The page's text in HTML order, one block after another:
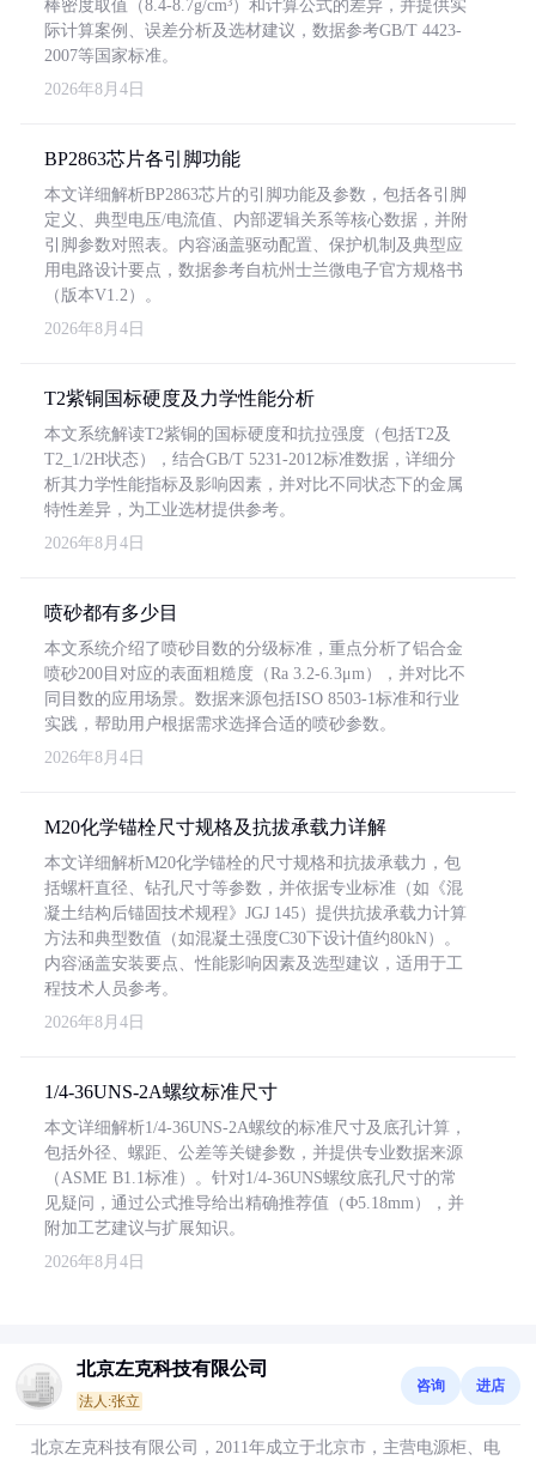
棒密度取值（8.4-8.7g/cm³）和计算公式的差异，并提供实
际计算案例、误差分析及选材建议，数据参考GB/T 4423-
2007等国家标准。
2026年8月4日
BP2863芯片各引脚功能
本文详细解析BP2863芯片的引脚功能及参数，包括各引脚
定义、典型电压/电流值、内部逻辑关系等核心数据，并附
引脚参数对照表。内容涵盖驱动配置、保护机制及典型应
用电路设计要点，数据参考自杭州士兰微电子官方规格书
（版本V1.2）。
2026年8月4日
T2紫铜国标硬度及力学性能分析
本文系统解读T2紫铜的国标硬度和抗拉强度（包括T2及
T2_1/2H状态），结合GB/T 5231-2012标准数据，详细分
析其力学性能指标及影响因素，并对比不同状态下的金属
特性差异，为工业选材提供参考。
2026年8月4日
喷砂都有多少目
本文系统介绍了喷砂目数的分级标准，重点分析了铝合金
喷砂200目对应的表面粗糙度（Ra 3.2-6.3μm），并对比不
同目数的应用场景。数据来源包括ISO 8503-1标准和行业
实践，帮助用户根据需求选择合适的喷砂参数。
2026年8月4日
M20化学锚栓尺寸规格及抗拔承载力详解
本文详细解析M20化学锚栓的尺寸规格和抗拔承载力，包
括螺杆直径、钻孔尺寸等参数，并依据专业标准（如《混
凝土结构后锚固技术规程》JGJ 145）提供抗拔承载力计算
方法和典型数值（如混凝土强度C30下设计值约80kN）。
内容涵盖安装要点、性能影响因素及选型建议，适用于工
程技术人员参考。
2026年8月4日
1/4-36UNS-2A螺纹标准尺寸
本文详细解析1/4-36UNS-2A螺纹的标准尺寸及底孔计算，
包括外径、螺距、公差等关键参数，并提供专业数据来源
（ASME B1.1标准）。针对1/4-36UNS螺纹底孔尺寸的常
见疑问，通过公式推导给出精确推荐值（Φ5.18mm），并
附加工艺建议与扩展知识。
2026年8月4日
北京左克科技有限公司
法人:张立
咨询 进店
北京左克科技有限公司，2011年成立于北京市，主营电源柜、电